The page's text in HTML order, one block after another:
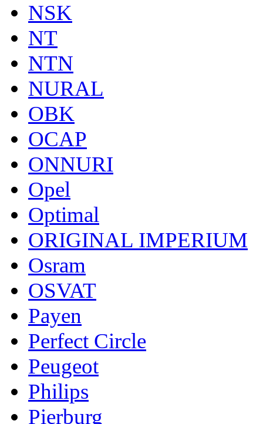
NSK
NT
NTN
NURAL
OBK
OCAP
ONNURI
Opel
Optimal
ORIGINAL IMPERIUM
Osram
OSVAT
Payen
Perfect Circle
Peugeot
Philips
Pierburg